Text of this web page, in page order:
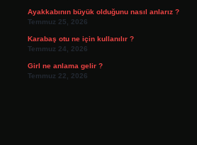
Ayakkabının büyük olduğunu nasıl anlarız ?
Temmuz 25, 2026
Karabaş otu ne için kullanılır ?
Temmuz 24, 2026
Girl ne anlama gelir ?
Temmuz 22, 2026